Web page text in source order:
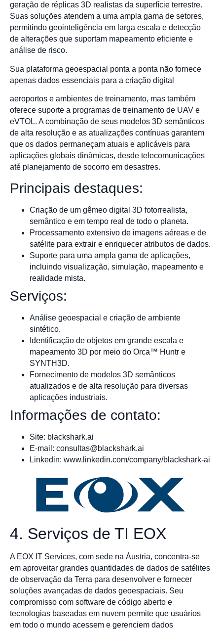
geração de réplicas 3D realistas da superfície terrestre.
Suas soluções atendem a uma ampla gama de setores,
permitindo geointeligência em larga escala e detecção
de alterações que suportam mapeamento eficiente e
análise de risco.
Sua plataforma geoespacial ponta a ponta não fornece
apenas dados essenciais para a criação digital
aeroportos e ambientes de treinamento, mas também
oferece suporte a programas de treinamento de UAV e
eVTOL. A combinação de seus modelos 3D semânticos
de alta resolução e as atualizações contínuas garantem
que os dados permaneçam atuais e aplicáveis para
aplicações globais dinâmicas, desde telecomunicações
até planejamento de socorro em desastres.
Principais destaques:
Criação de um gêmeo digital 3D fotorrealista,
semântico e em tempo real de todo o planeta.
Processamento extensivo de imagens aéreas e de
satélite para extrair e enriquecer atributos de dados.
Suporte para uma ampla gama de aplicações,
incluindo visualização, simulação, mapeamento e
realidade mista.
Serviços:
Análise geoespacial e criação de ambiente
sintético.
Identificação de objetos em grande escala e
mapeamento 3D por meio do Orca™ Huntr e
SYNTH3D.
Fornecimento de modelos 3D semânticos
atualizados e de alta resolução para diversas
aplicações industriais.
Informações de contato:
Site: blackshark.ai
E-mail: consultas@blackshark.ai
Linkedin: www.linkedin.com/company/blackshark-ai
4. Serviços de TI EOX
A EOX IT Services, com sede na Áustria, concentra-se
em aproveitar grandes quantidades de dados de satélites
de observação da Terra para desenvolver e fornecer
soluções avançadas de dados geoespaciais. Seu
compromisso com software de código aberto e
tecnologias baseadas em nuvem permite que usuários
em todo o mundo acessem e gerenciem dados